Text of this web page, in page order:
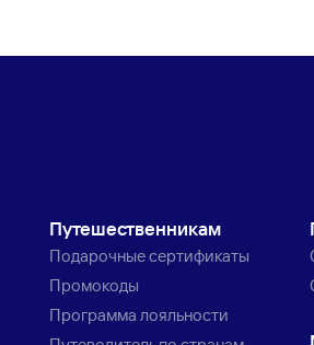
Путешественникам
Подарочные сертификаты
Промокоды
Программа лояльности